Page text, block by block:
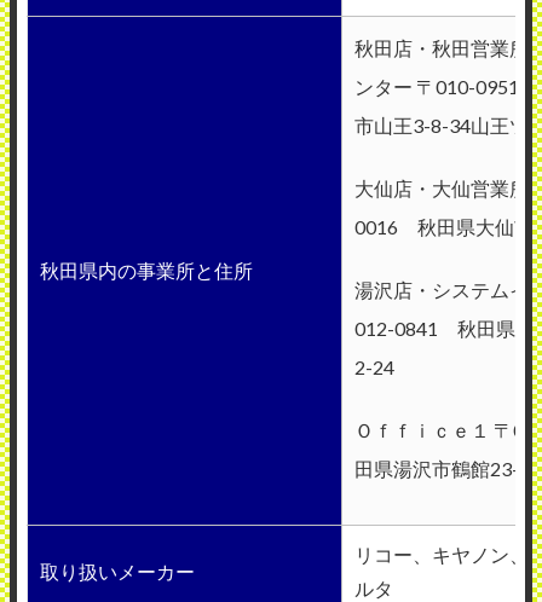
秋田県内の事業所と住所
秋田店・秋田営業所
ンター 〒010-0951
市山王3-8-34山王ツ
大仙店・大仙営業所
0016 秋田県大仙市
湯沢店・システムイ
012-0841 秋田県湯
2-24
Ｏｆｆｉｃｅ１ 〒
田県湯沢市鶴館23-4
取り扱いメーカー
リコー、キヤノン、
ルタ